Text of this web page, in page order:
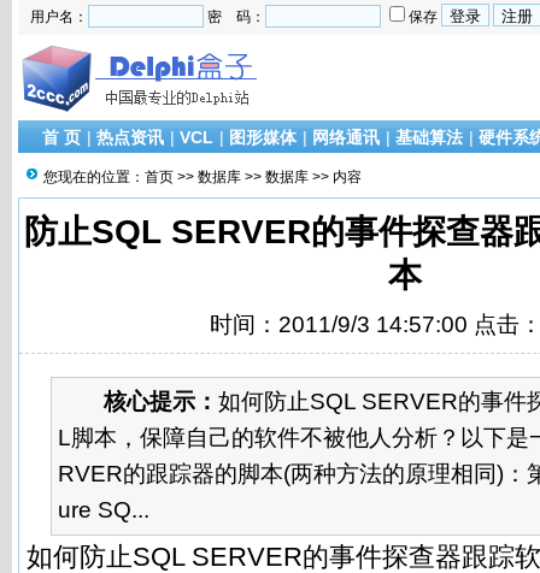
用户名： 密 码： 保存
首 页 | 热点资讯 | VCL | 图形媒体 | 网络通讯 | 基础算法 | 硬件系
您现在的位置： 首页 >> 数据库 >> 数据库 >> 内容
防止SQL SERVER的事件探查器
本
时间：2011/9/3 14:57:00 点击
核心提示： 如何防止SQL SERVER的事件
L脚本，保障自己的软件不被他人分析？以下是
RVER的跟踪器的脚本(两种方法的原理相同)：
ure SQ...
如何防止SQL SERVER的事件探查器跟踪